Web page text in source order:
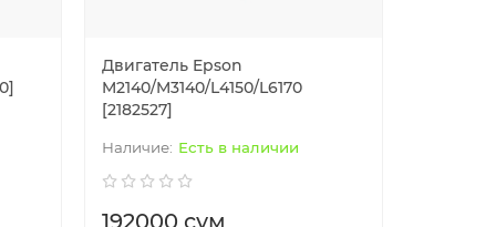
Двигатель Epson
M2140/M3140/L4150/L6170
[2182527]
Есть в наличии
192000 сум